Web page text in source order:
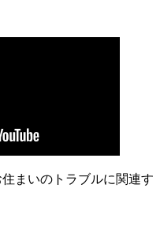
まいのトラブルに関連す